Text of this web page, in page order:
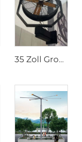
35 Zoll Großhändler Neuer Sommer Wasserdunst-Lüfter für Fabriken, Werkstätten, Schwenk-Sprühlüfter, Dunst-Kühlungs-Lüfter